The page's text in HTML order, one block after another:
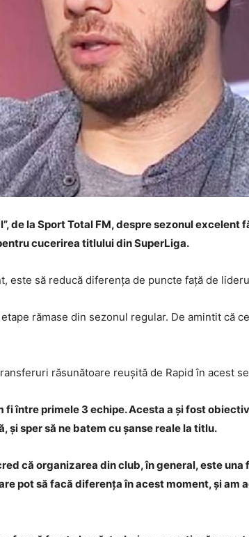
de la Sport Total FM, despre sezonul excelent
cucerirea titlului din SuperLiga.
este să reducă diferența de puncte față de
rămase din sezonul regular. De amintit că
răsunătoare reușită de Rapid în acest
fi între primele 3 echipe. Acesta a și fost
și sper să ne batem cu șanse reale la titlu.
că organizarea din club, în general, este
pot să facă diferența în acest moment, și am